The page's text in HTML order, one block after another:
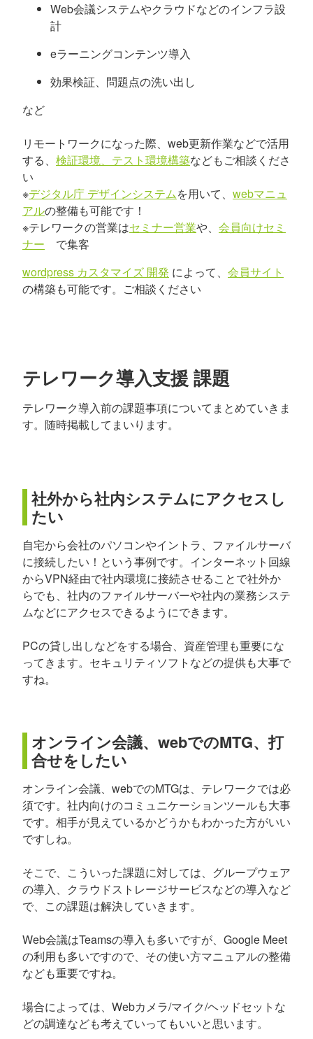
Web会議システムやクラウドなどのインフラ設
計
eラーニングコンテンツ導入
効果検証、問題点の洗い出し
など
リモートワークになった際、web更新作業などで活用
する、 検証環境、テスト環境構築などもご相談くださ
い
※デジタル庁 デザインシステムを用いて、 webマニュ
アルの整備も可能です！
※テレワークの営業はセミナー営業や、 会員向けセミ
ナー で集客
wordpress カスタマイズ 開発 によって、 会員サイト
の構築も可能です。ご相談ください
テレワーク導入支援 課題
テレワーク導入前の課題事項についてまとめていきま
す。随時掲載してまいります。
社外から社内システムにアクセスし
たい
自宅から会社のパソコンやイントラ、ファイルサーバ
に接続したい！という事例です。インターネット回線
からVPN経由で社内環境に接続させることで社外か
らでも、社内のファイルサーバーや社内の業務システ
ムなどにアクセスできるようにできます。
PCの貸し出しなどをする場合、資産管理も重要にな
ってきます。セキュリティソフトなどの提供も大事で
すね。
オンライン会議、webでのMTG、打
合せをしたい
オンライン会議、webでのMTGは、テレワークでは必
須です。社内向けのコミュニケーションツールも大事
です。相手が見えているかどうかもわかった方がいい
ですしね。
そこで、こういった課題に対しては、グループウェア
の導入、クラウドストレージサービスなどの導入など
で、この課題は解決していきます。
Web会議はTeamsの導入も多いですが、Google Meet
の利用も多いですので、その使い方マニュアルの整備
なども重要ですね。
場合によっては、Webカメラ/マイク/ヘッドセットな
どの調達なども考えていってもいいと思います。